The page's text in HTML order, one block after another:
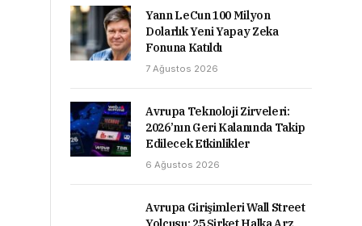
Yann LeCun 100 Milyon
Dolarlık Yeni Yapay Zeka
Fonuna Katıldı
7 Ağustos 2026
Avrupa Teknoloji Zirveleri:
2026’nın Geri Kalanında Takip
Edilecek Etkinlikler
6 Ağustos 2026
Avrupa Girişimleri Wall Street